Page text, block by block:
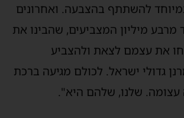
להשתתף בהצבעה. ואחרונים
מרבע מיליון המצביעים, שהבינו את
את עצמם לצאת ולהצביע
גדולי ישראל. לכולם מגיעה ברכת
עצומה. שלנו, שלהם היא".